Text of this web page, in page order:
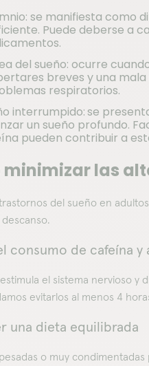
se manifiesta como
Puede deberse a
del sueño: ocurre
breves y una
respiratorios.
interrumpido:se
un sueño profundo.
pueden contribuir a
minimizar las
del sueño en
consumo de cafeína y
el sistema nervioso
evitarlos al menos 4
una dieta equilibrada
o muy